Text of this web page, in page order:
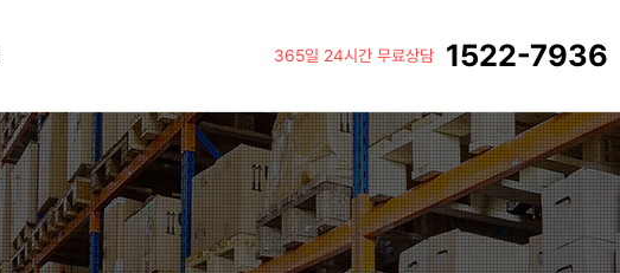
365일 24시간 무료상담 1522-7936